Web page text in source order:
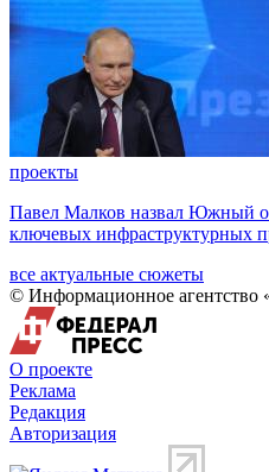
проекты
Павел Малков назвал Южный
ключевых инфраструктурных
все актуальные сюжеты
© Информационное агентство
О проекте
Реклама
Редакция
Авторизация